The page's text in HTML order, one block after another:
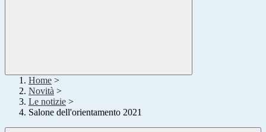
Home >
Novità >
Le notizie >
Salone dell'orientamento 2021